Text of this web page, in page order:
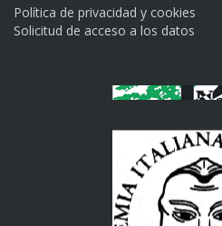
Política de privacidad y cookies
Solicitud de acceso a los datos